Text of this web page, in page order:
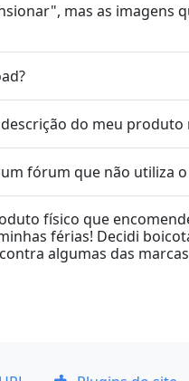
mas as imagens
do meu produto
fórum que não utiliza
físico que
férias! Decidi
algumas das